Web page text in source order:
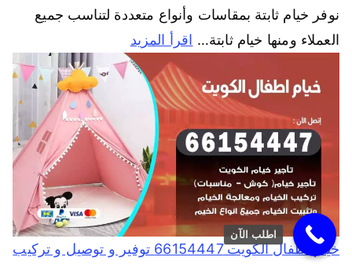
نوفر خيام ثابتة بمقاسات وأنواع متعددة لتناسب جميع
العملاء ومنها خيام ثابتة… اقرأ المزيد
خيام أطفال الكويت 66154447 توفير و توصيل و تركيب
اطلب الآن